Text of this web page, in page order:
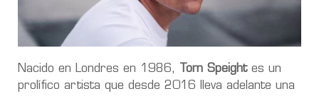
Nacido en Londres en 1986, Tom Speightes un
prolífico artista que desde 2016 lleva adelante una